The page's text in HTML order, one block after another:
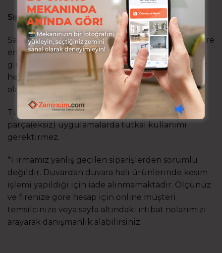
Siparişinizi oluştururken:
Sadece 4 metrelik rulolar halinde stoklanır! 4 metre
eni seçin, ardından istediğiniz boyu metre olarak
girin. Sepete attığınızda toplam sipariş miktarınız
hesaplanmış olacaktır. Halınız ölçünüze göre
olarak kesilip gönderilir.
Tüm ürünlerimiz maket bıçağı ile kesilebilir, tek
parça(eksiz) uygulamalarda tutkal kullanımı
gerektirmez.
*Firmamız yanlış geçilen siparişlerden sorumlu
değildir. Duvardan duvara halı ürünlerinde kesim
işlemi yapıldığı için iade alınmamaktadır. Ölçünüz
ve firenize göre hesap için online müşteri
temsilcinize veya sayfa altındaki irtibat nolarımızı
arayarak danışmanlık alabilirsiniz.